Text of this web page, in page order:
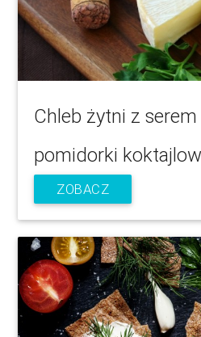
Chleb żytni z
pomidorki
ZOBACZ